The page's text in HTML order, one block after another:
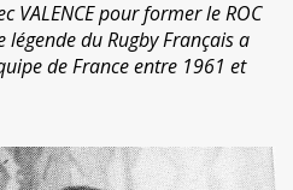
VALENCE pour former le ROC
légende du Rugby Français a
de France entre 1961 et